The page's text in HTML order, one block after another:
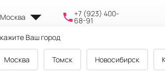
Москва
Ваш город
Москва Томск Новосибирск
+7 (923) 400-
68-91
0
Cравнение Корзина